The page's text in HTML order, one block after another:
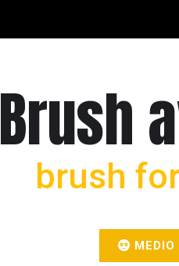
Brush
brush
MEDIO